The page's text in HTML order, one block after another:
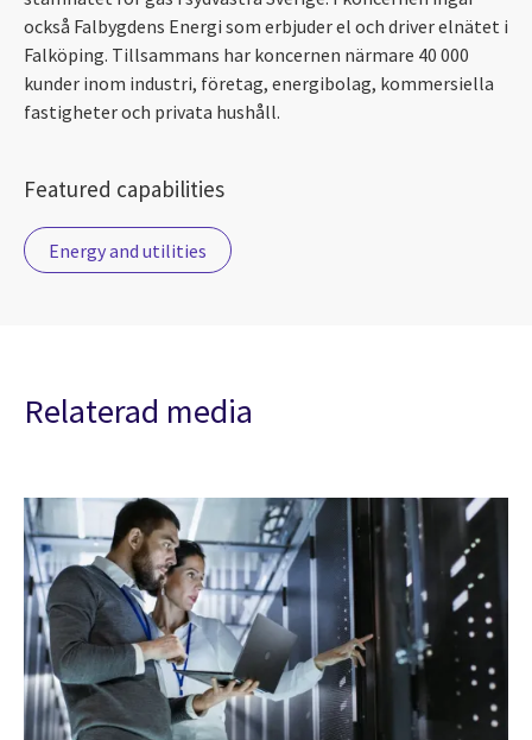
också Falbygdens Energi som erbjuder el och driver elnätet i
Falköping. Tillsammans har koncernen närmare 40 000
kunder inom industri, företag, energibolag, kommersiella
fastigheter och privata hushåll.
Featured capabilities
Energy and utilities
Relaterad media